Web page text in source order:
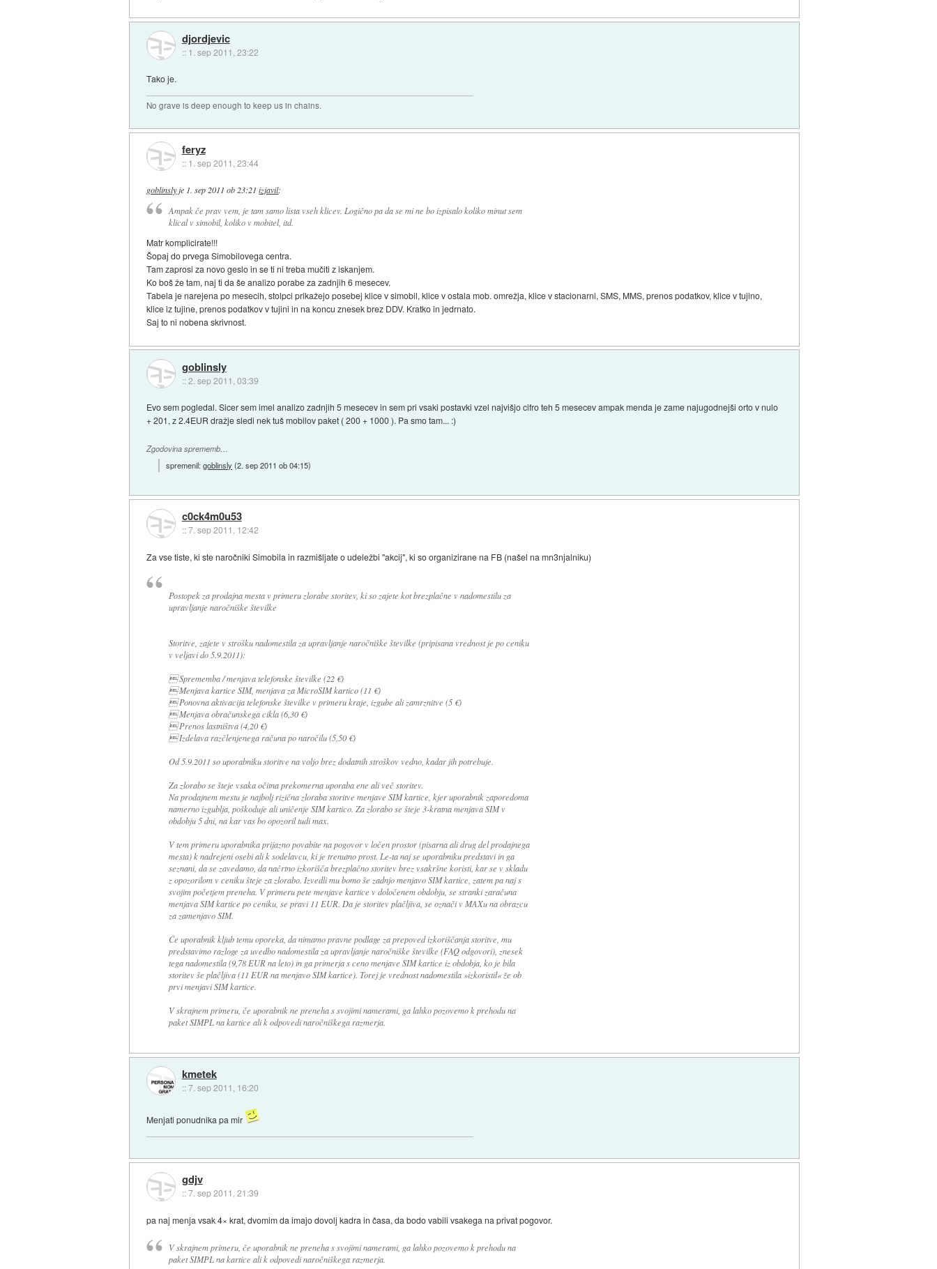
djordjevic
:: 1. sep 2011, 23:22
Tako je.
No grave is deep enough to keep us in chains.
feryz
:: 1. sep 2011, 23:44
goblinslyje 1. sep 2011 ob 23:21 izjavil:
Ampak če prav vem, je tam samo lista vseh klicev. Logično pa da se mi ne bo izpisalo koliko minut sem
klical v simobil, koliko v mobitel, itd.
Matr komplicirate!!!
Šopaj do prvega Simobilovega centra.
Tam zaprosi za novo geslo in se ti ni treba mučiti z iskanjem.
Ko boš že tam, naj ti da še analizo porabe za zadnjih 6 mesecev.
Tabela je narejena po mesecih, stolpci prikažejo posebej klice v simobil, klice v ostala mob. omrežja, klice v stacionarni, SMS, MMS, prenos podatkov, klice v tujino,
klice iz tujine, prenos podatkov v tujini in na koncu znesek brez DDV. Kratko in jedrnato.
Saj to ni nobena skrivnost.
goblinsly
::2. sep 2011, 03:39
Evo sem pogledal. Sicer sem imel analizo zadnjih 5 mesecev in sem pri vsaki postavki vzel najvišjo cifro teh 5 mesecev ampak menda je zame najugodnejši orto v nulo
+ 201, z 2.4EUR dražje sledi nek tuš mobilov paket ( 200 + 1000 ). Pa smo tam... :)
Zgodovina sprememb…
spremenil:goblinsly (2. sep 2011 ob 04:15)
c0ck4m0u53
::7. sep 2011, 12:42
Za vse tiste, ki ste naročniki Simobila in razmišljate o udeležbi "akcij", ki so organizirane na FB (našel na mn3njalniku)
Postopek za prodajna mesta v primeru zlorabe storitev, ki so zajete kot brezplačne v nadomestilu za
upravljanje naročniške številke
Storitve, zajete v strošku nadomestila za upravljanje naročniške številke (pripisana vrednost je po ceniku
v veljavi do 5.9.2011):
 Sprememba / menjava telefonske številke (22 €)
 Menjava kartice SIM, menjava za MicroSIM kartico (11 €)
 Ponovna aktivacija telefonske številke v primeru kraje, izgube ali zamrznitve (5 €)
 Menjava obračunskega cikla (6,30 €)
 Prenos lastništva (4,20 €)
 Izdelava razčlenjenega računa po naročilu (5,50 €)
Od 5.9.2011 so uporabniku storitve na voljo brez dodatnih stroškov vedno, kadar jih potrebuje.
Za zlorabo se šteje vsaka očitna prekomerna uporaba ene ali več storitev.
Na prodajnem mestu je najbolj rizična zloraba storitve menjave SIM kartice, kjer uporabnik zaporedoma
namerno izgublja, poškoduje ali uničenje SIM kartico. Za zlorabo se šteje 3-kratna menjava SIM v
obdobju 5 dni, na kar vas bo opozoril tudi max.
V tem primeru uporabnika prijazno povabite na pogovor v ločen prostor (pisarna ali drug del prodajnega
mesta) k nadrejeni osebi ali k sodelavcu, ki je trenutno prost. Le-ta naj se uporabniku predstavi in ga
seznani, da se zavedamo, da načrtno izkorišča brezplačno storitev brez vsakršne koristi, kar se v skladu
z opozorilom v ceniku šteje za zlorabo. Izvedli mu bomo še zadnjo menjavo SIM kartice, zatem pa naj s
svojim početjem preneha. V primeru pete menjave kartice v določenem obdobju, se stranki zaračuna
menjava SIM kartice po ceniku, se pravi 11 EUR. Da je storitev plačljiva, se označi v MAXu na obrazcu
za zamenjavo SIM.
Če uporabnik kljub temu oporeka, da nimamo pravne podlage za prepoved izkoriščanja storitve, mu
predstavimo razloge za uvedbo nadomestila za upravljanje naročniške številke (FAQ odgovori), znesek
tega nadomestila (9,78 EUR na leto) in ga primerja s ceno menjave SIM kartice iz obdobja, ko je bila
storitev še plačljiva (11 EUR na menjavo SIM kartice). Torej je vrednost nadomestila »izkoristil« že ob
prvi menjavi SIM kartice.
V skrajnem primeru, če uporabnik ne preneha s svojimi namerami, ga lahko pozovemo k prehodu na
paket SIMPL na kartice ali k odpovedi naročniškega razmerja.
kmetek
::7. sep 2011, 16:20
Menjati ponudnika pa mir
gdjv
::7. sep 2011, 21:39
pa naj menja vsak 4× krat, dvomim da imajo dovolj kadra in časa, da bodo vabili vsakega na privat pogovor.
V skrajnem primeru, če uporabnik ne preneha s svojimi namerami, ga lahko pozovemo k prehodu na
paket SIMPL na kartice ali k odpovedi naročniškega razmerja.